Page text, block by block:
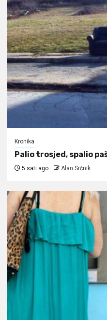
Kronika
Palio trosjed, spalio
5 sati ago Alan Srčnik